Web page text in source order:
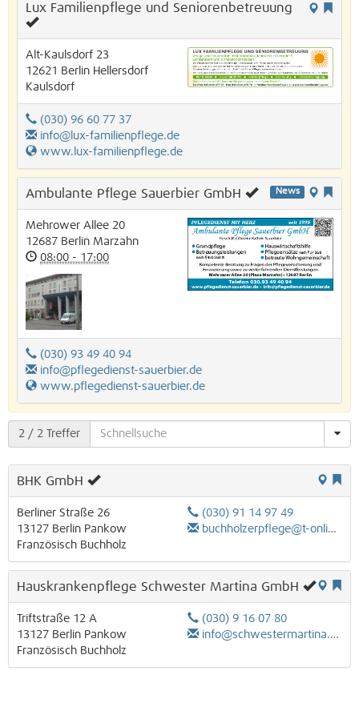
Lux Familienpflege und Seniorenbetreuung
Alt-Kaulsdorf 23
12621 Berlin Hellersdorf
Kaulsdorf
(030) 96 60 77 37
info@lux-familienpflege.de
www.lux-familienpflege.de
News
Ambulante Pflege Sauerbier GmbH
Mehrower Allee 20
12687 Berlin Marzahn
08:00 - 17:00
(030) 93 49 40 94
info@pflegedienst-sauerbier.de
www.pflegedienst-sauerbier.de
2 / 2 Treffer
BHK GmbH
Berliner Straße 26
13127 Berlin Pankow
Französisch Buchholz
(030) 91 14 97 49
buchholzerpflege@t-online.de
Hauskrankenpflege Schwester Martina GmbH
Triftstraße 12 A
13127 Berlin Pankow
Französisch Buchholz
(030) 9 16 07 80
info@schwestermartina.de